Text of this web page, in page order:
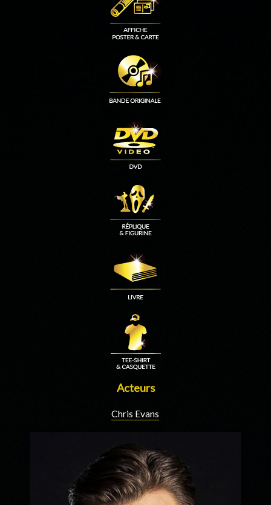
Acteurs
Chris Evans